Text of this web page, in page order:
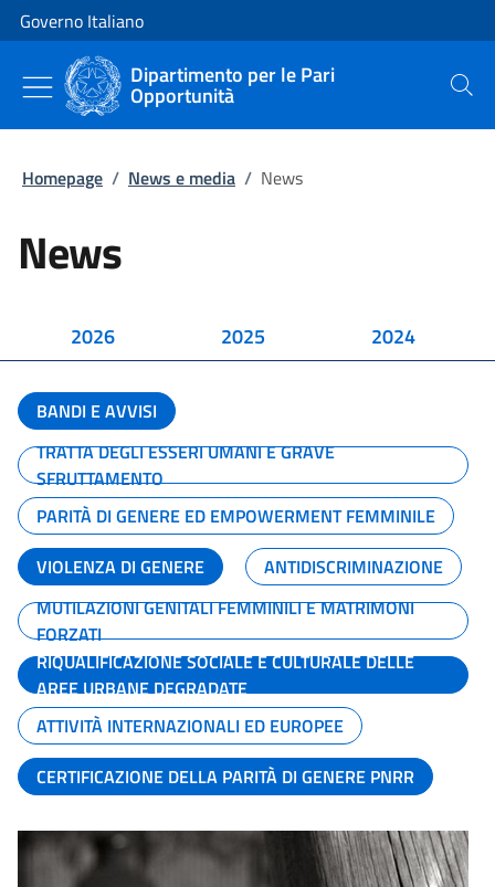
Vai al contenuto
Vai alla navigazione del sito
Governo Italiano
Dipartimento per le Pari
Opportunità Cerca
Homepage / News e media / News
News
2026 2025 2024
BANDI E AVVISI
TRATTA DEGLI ESSERI UMANI E GRAVE
SFRUTTAMENTO
PARITÀ DI GENERE ED EMPOWERMENT FEMMINILE
VIOLENZA DI GENERE
ANTIDISCRIMINAZIONE
MUTILAZIONI GENITALI FEMMINILI E MATRIMONI
FORZATI
RIQUALIFICAZIONE SOCIALE E CULTURALE DELLE
AREE URBANE DEGRADATE
ATTIVITÀ INTERNAZIONALI ED EUROPEE
CERTIFICAZIONE DELLA PARITÀ DI GENERE PNRR